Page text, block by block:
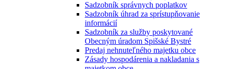
Sadzobník správnych poplatkov
Sadzobník úhrad za sprístupňovanie
informácií
Sadzobník za služby poskytované
Obecným úradom Spišské Bystré
Predaj nehnuteľného majetku obce
Zásady hospodárenia a nakladania s